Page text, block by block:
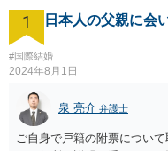
1 日本人の父親に会
#国際結婚
2024年8月1日
泉 亮介 弁護士
ご自身で戸籍の附票につい